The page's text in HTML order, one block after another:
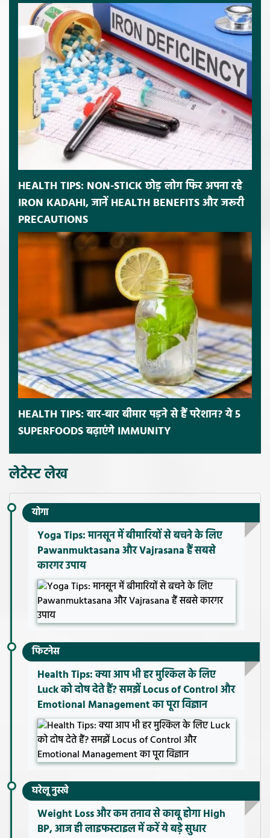
HEALTH TIPS: NON-STICK छोड़ लोग फिर अपना रहे
IRON KADAHI, जानें HEALTH BENEFITS और जरूरी
PRECAUTIONS
HEALTH TIPS: बार-बार बीमार पड़ने से हैं परेशान? ये 5
SUPERFOODS बढ़ाएंगे IMMUNITY
लेटेस्ट लेख
योगा
Yoga Tips: मानसून में बीमारियों से बचने के लिए
Pawanmuktasana और Vajrasana हैं सबसे
कारगर उपाय
फिटनेस
Health Tips: क्या आप भी हर मुश्किल के लिए
Luck को दोष देते हैं? समझें Locus of Control और
Emotional Management का पूरा विज्ञान
घरेलू नुस्खे
Weight Loss और कम तनाव से काबू होगा High
BP, आज ही लाइफस्टाइल में करें ये बड़े सुधार